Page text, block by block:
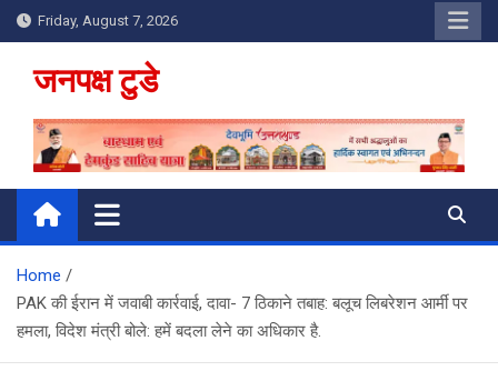
Skip
to
content
Friday, August 7, 2026
जनपक्ष टुडे
Home
PAK की ईरान में जवाबी कार्रवाई, दावा- 7 ठिकाने तबाह: बलूच लिबरेशन आर्मी पर
हमला, विदेश मंत्री बोले: हमें बदला लेने का अधिकार है.